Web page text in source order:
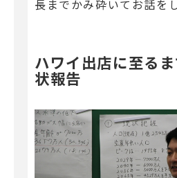
長までかみ砕いてお話を
ハワイ出店に至る
状報告